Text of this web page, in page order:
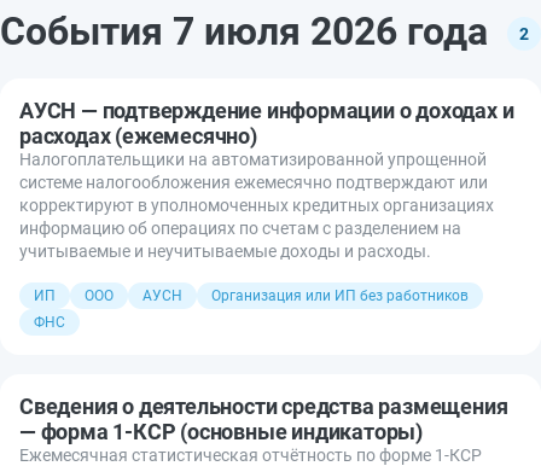
События 7 июля 2026 года 2
АУСН — подтверждение информации о доходах и
расходах (ежемесячно)
Налогоплательщики на автоматизированной упрощенной
системе налогообложения ежемесячно подтверждают или
корректируют в уполномоченных кредитных организациях
информацию об операциях по счетам с разделением на
учитываемые и неучитываемые доходы и расходы.
ИП ООО АУСН
Организация или ИП без работников
ФНС
Сведения о деятельности средства размещения
— форма 1-КСР (основные индикаторы)
Ежемесячная статистическая отчётность по форме 1-КСР